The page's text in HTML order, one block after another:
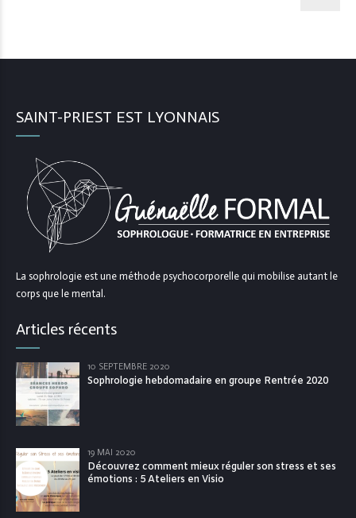
SAINT-PRIEST EST LYONNAIS
La sophrologie est une méthode psychocorporelle qui mobilise autant le
corps que le mental.
Articles récents
10 SEPTEMBRE 2020
Sophrologie hebdomadaire en groupe Rentrée 2020
19 MAI 2020
Découvrez comment mieux réguler son stress et ses
émotions : 5 Ateliers en Visio